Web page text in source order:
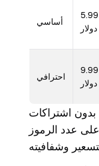
أساسي
5.99
دولار
احترافي
9.99
دولار
اشتراكات
على عدد الرموز